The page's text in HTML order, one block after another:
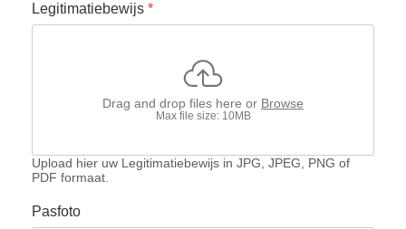
Legitimatiebewijs *
Drag and drop files here or Browse
Max file size: 10MB
Upload hier uw Legitimatiebewijs in JPG, JPEG, PNG of
PDF formaat.
Pasfoto